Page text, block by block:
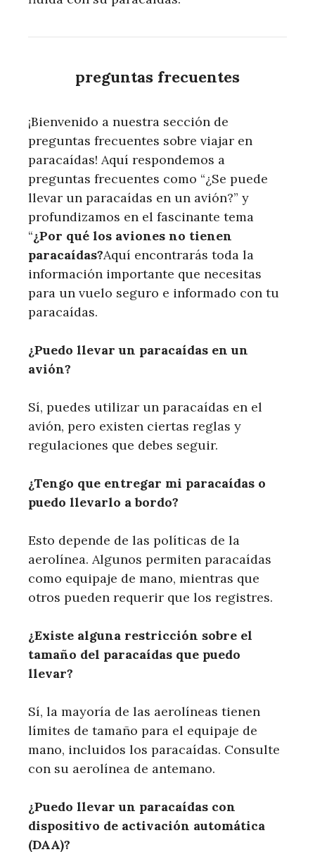
preguntas frecuentes
¡Bienvenido a nuestra sección de
preguntas frecuentes sobre viajar en
paracaídas! Aquí respondemos a
preguntas frecuentes como “¿Se puede
llevar un paracaídas en un avión?” y
profundizamos en el fascinante tema
“¿Por qué los aviones no tienen
paracaídas?Aquí encontrarás toda la
información importante que necesitas
para un vuelo seguro e informado con tu
paracaídas.
¿Puedo llevar un paracaídas en un
avión?
Sí, puedes utilizar un paracaídas en el
avión, pero existen ciertas reglas y
regulaciones que debes seguir.
¿Tengo que entregar mi paracaídas o
puedo llevarlo a bordo?
Esto depende de las políticas de la
aerolínea. Algunos permiten paracaídas
como equipaje de mano, mientras que
otros pueden requerir que los registres.
¿Existe alguna restricción sobre el
tamaño del paracaídas que puedo
llevar?
Sí, la mayoría de las aerolíneas tienen
límites de tamaño para el equipaje de
mano, incluidos los paracaídas. Consulte
con su aerolínea de antemano.
¿Puedo llevar un paracaídas con
dispositivo de activación automática
(DAA)?